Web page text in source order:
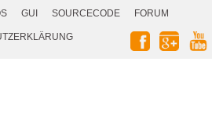
GUI SOURCECODE
FORUM